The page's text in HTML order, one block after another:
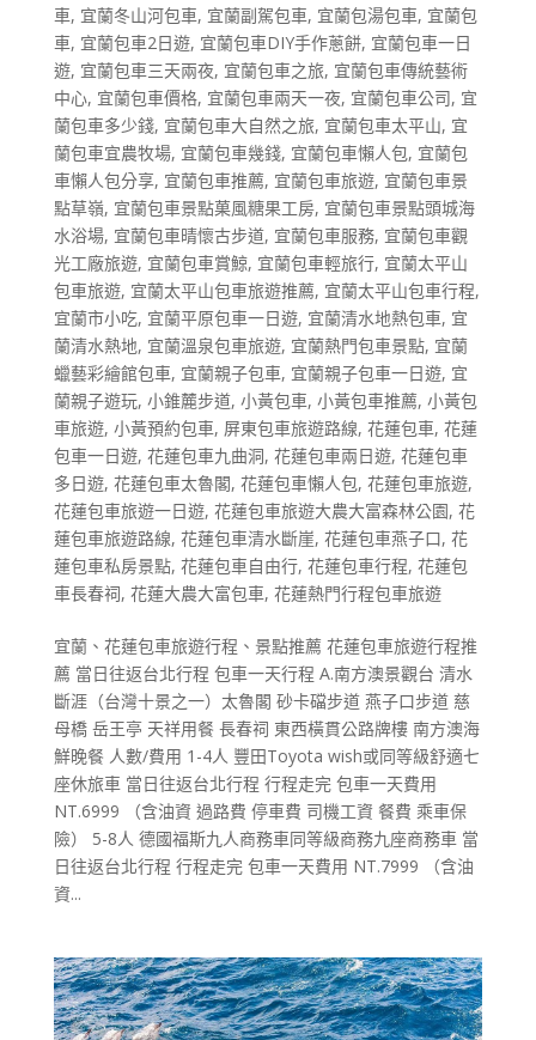
車, 宜蘭冬山河包車, 宜蘭副駕包車, 宜蘭包湯包車, 宜蘭包
車, 宜蘭包車2日遊, 宜蘭包車DIY手作蔥餅, 宜蘭包車一日
遊, 宜蘭包車三天兩夜, 宜蘭包車之旅, 宜蘭包車傳統藝術
中心, 宜蘭包車價格, 宜蘭包車兩天一夜, 宜蘭包車公司, 宜
蘭包車多少錢, 宜蘭包車大自然之旅, 宜蘭包車太平山, 宜
蘭包車宜農牧場, 宜蘭包車幾錢, 宜蘭包車懶人包, 宜蘭包
車懶人包分享, 宜蘭包車推薦, 宜蘭包車旅遊, 宜蘭包車景
點草嶺, 宜蘭包車景點菓風糖果工房, 宜蘭包車景點頭城海
水浴場, 宜蘭包車晴懷古步道, 宜蘭包車服務, 宜蘭包車觀
光工廠旅遊, 宜蘭包車賞鯨, 宜蘭包車輕旅行, 宜蘭太平山
包車旅遊, 宜蘭太平山包車旅遊推薦, 宜蘭太平山包車行程,
宜蘭市小吃, 宜蘭平原包車一日遊, 宜蘭清水地熱包車, 宜
蘭清水熱地, 宜蘭溫泉包車旅遊, 宜蘭熱門包車景點, 宜蘭
蠟藝彩繪館包車, 宜蘭親子包車, 宜蘭親子包車一日遊, 宜
蘭親子遊玩, 小錐麓步道, 小黃包車, 小黃包車推薦, 小黃包
車旅遊, 小黃預約包車, 屏東包車旅遊路線, 花蓮包車, 花蓮
包車一日遊, 花蓮包車九曲洞, 花蓮包車兩日遊, 花蓮包車
多日遊, 花蓮包車太魯閣, 花蓮包車懶人包, 花蓮包車旅遊,
花蓮包車旅遊一日遊, 花蓮包車旅遊大農大富森林公園, 花
蓮包車旅遊路線, 花蓮包車清水斷崖, 花蓮包車燕子口, 花
蓮包車私房景點, 花蓮包車自由行, 花蓮包車行程, 花蓮包
車長春祠, 花蓮大農大富包車, 花蓮熱門行程包車旅遊
宜蘭、花蓮包車旅遊行程、景點推薦 花蓮包車旅遊行程推
薦 當日往返台北行程 包車一天行程 A.南方澳景觀台 清水
斷涯（台灣十景之一）太魯閣 砂卡礑步道 燕子口步道 慈
母橋 岳王亭 天祥用餐 長春祠 東西橫貫公路牌樓 南方澳海
鮮晚餐 人數/費用 1-4人 豐田Toyota wish或同等級舒適七
座休旅車 當日往返台北行程 行程走完 包車一天費用
NT.6999 （含油資 過路費 停車費 司機工資 餐費 乘車保
險） 5-8人 德國福斯九人商務車同等級商務九座商務車 當
日往返台北行程 行程走完 包車一天費用 NT.7999 （含油
資...